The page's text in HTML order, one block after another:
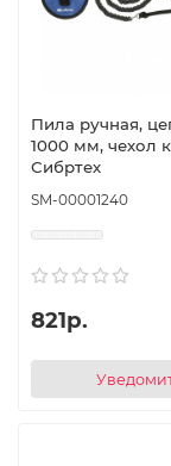
Пила ручная,
1000 мм, чехол
Сибртех
SM-00001240
821р.